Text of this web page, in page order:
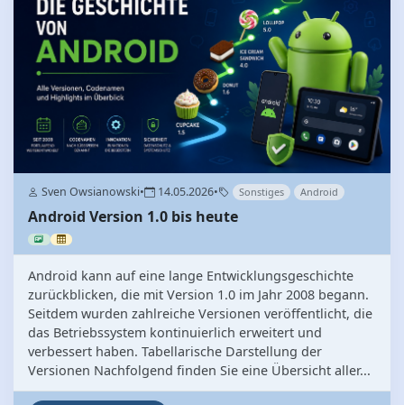
Sven Owsianowski• 14.05.2026• Sonstiges Android
Android Version 1.0 bis heute
Android kann auf eine lange Entwicklungsgeschichte
zurückblicken, die mit Version 1.0 im Jahr 2008 begann.
Seitdem wurden zahlreiche Versionen veröffentlicht, die
das Betriebssystem kontinuierlich erweitert und
verbessert haben. Tabellarische Darstellung der
Versionen Nachfolgend finden Sie eine Übersicht aller...